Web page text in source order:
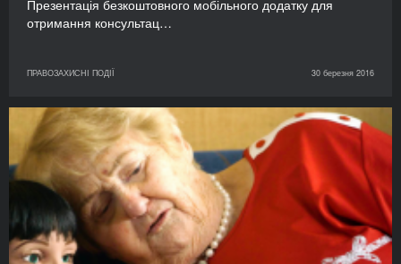
Презентація безкоштовного мобільного додатку для
отримання консультац…
ПРАВОЗАХИСНІ ПОДІЇ 30 березня 2016